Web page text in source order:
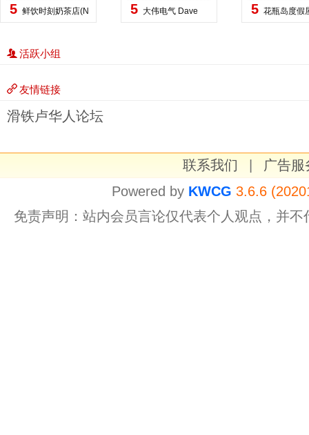
5 鲜饮时刻奶茶店(N 5 大伟电气 Dave 5 花瓶岛度假
活跃小组
友情链接
滑铁卢华人论坛
联系我们
广告服
Powered by KWCG 3.6.6
免责声明：站内会员言论仅代表个人观点，并